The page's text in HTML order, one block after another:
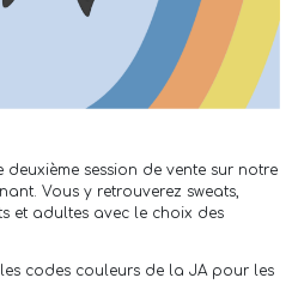
session de vente sur notre
Vous y retrouverez sweats,
et adultes avec le choix des
codes couleurs de la JA pour les